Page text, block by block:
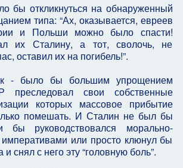
бы откликнуться на обнаруженный
типа: “Ах, оказывается, евреев
и Польши можно было спасти!
их Сталину, а тот, сволочь, не
оставил их на погибель!”.
- было бы большим упрощением
преследовал свои собственные
которых массовое прибытие
помешать. И Сталин не был бы
бы руководствовался морально-
или просто клюнул бы
и снял с него эту “головную боль”.